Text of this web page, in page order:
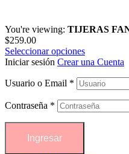
You're viewing: TIJERAS
$259.00
Seleccionar opciones
Iniciar sesión Crear una Cuenta
Usuario o Email *
Contraseña *
Ingresar